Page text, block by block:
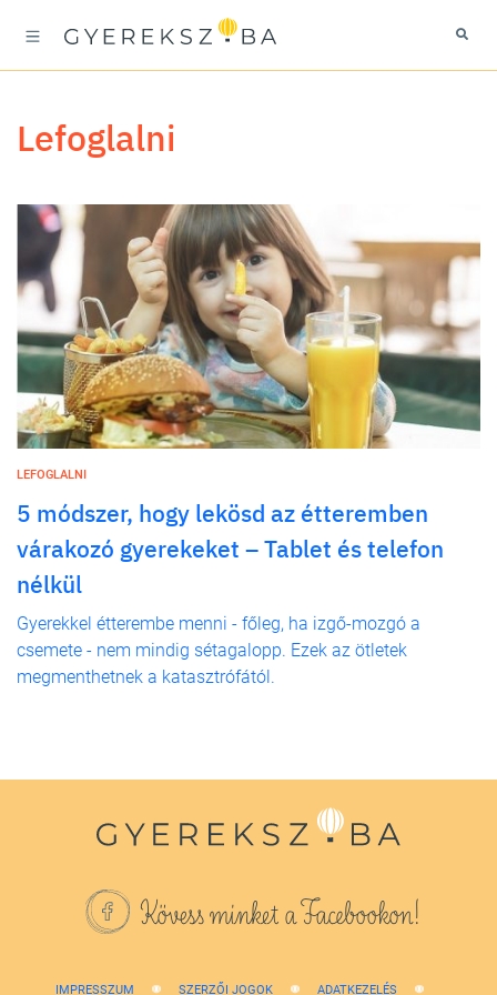
lefoglalni
LEFOGLALNI
5 módszer, hogy lekösd az étteremben
várakozó gyerekeket – Tablet és telefon
nélkül
Gyerekkel étterembe menni - főleg, ha izgő-mozgó a
csemete - nem mindig sétagalopp. Ezek az ötletek
megmenthetnek a katasztrófától.
Kövess minket a Facebookon!
IMPRESSZUM SZERZŐI JOGOK ADATKEZELÉS